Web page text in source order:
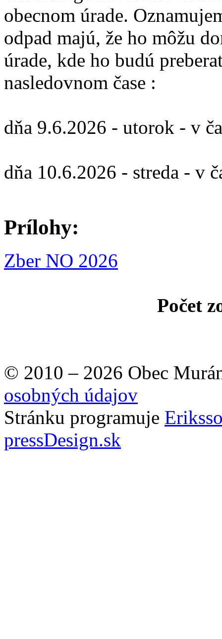
obecnom úrade.
odpad majú, že ho môžu
úrade, kde ho budú
nasledovnom čase :
dňa 9.6.2026 - utorok - v
dňa 10.6.2026 - streda - v
Prílohy:
Zber NO 2026
Počet
© 2010 – 2026 Obec
osobných údajov
Stránku programuje
pressDesign.sk